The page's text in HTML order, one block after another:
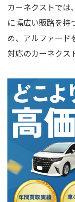
カーネクストでは
に幅広い販路を持
め、アルファード
対応のカーネクス